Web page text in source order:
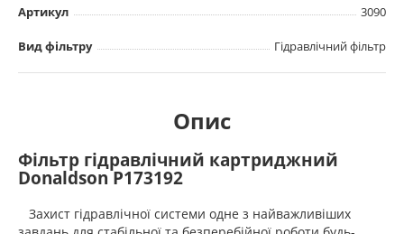
Артикул 3090
Вид фільтру Гідравлічний фільтр
Опис
Фільтр гідравлічний картриджний
Donaldson P173192
Захист гідравлічної системи одне з найважливіших